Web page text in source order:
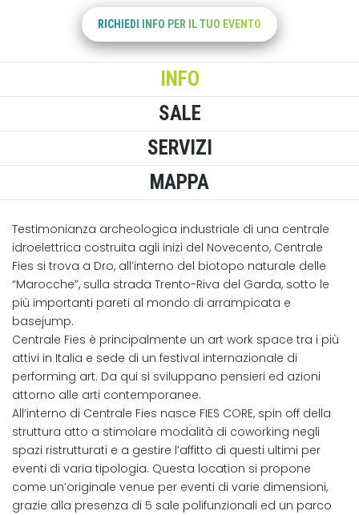
RICHIEDI INFO PER IL TUO EVENTO
INFO
SALE
SERVIZI
MAPPA
Testimonianza archeologica industriale di una centrale
idroelettrica costruita agli inizi del Novecento, Centrale
Fies si trova a Dro, all’interno del biotopo naturale delle
“Marocche”, sulla strada Trento-Riva del Garda, sotto le
più importanti pareti al mondo di arrampicata e
basejump.
Centrale Fies è principalmente un art work space tra i più
attivi in Italia e sede di un festival internazionale di
performing art. Da qui si sviluppano pensieri ed azioni
attorno alle arti contemporanee.
All’interno di Centrale Fies nasce FIES CORE, spin off della
struttura atto a stimolare modalità di coworking negli
spazi ristrutturati e a gestire l’affitto di questi ultimi per
eventi di varia tipologia. Questa location si propone
come un’originale venue per eventi di varie dimensioni,
grazie alla presenza di 5 sale polifunzionali ed un parco